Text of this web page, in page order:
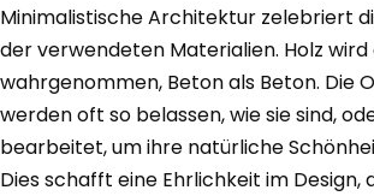
Minimalistische Architektur zelebriert
der verwendeten Materialien. Holz wird
wahrgenommen, Beton als Beton. Die
werden oft so belassen, wie sie sind,
bearbeitet, um ihre natürliche
Dies schafft eine Ehrlichkeit im Design,